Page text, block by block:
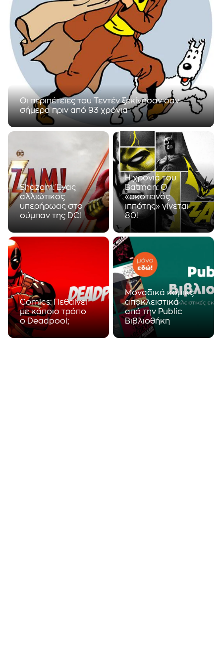
Οι περιπέτειες του Τεντέν ξεκίνησαν σαν
σήμερα πριν από 93 χρόνια
Το 1929 ξεκίνησε τη δράση του ο δημοσιογράφος
Τεντέν, μέσα από τα κόμικς του Βέλγου
σκιτσογράφου Georges Remi, ή Hergé όπως είναι
Shazam: Ένας
αλλιώτικος
υπερήρωας στο
σύμπαν της DC!
Μετά την τεράστια
εμπορική πορεία
Comics φαίνεται
πως έχει βάλει
στόχο να...
Η χρονιά του
Batman: Ο
«σκοτεινός
ιππότης» γίνεται
80!
Πάμε πίσω στο 1938,
όταν ο Vincent
Sullivan, τότε
διευθυντής της
Detective Comics,
Inc., ζητούσε...
Comics: Πεθαίνει
με κάποιο τρόπο
ο Deadpool;
Με αφορμή την
κυκλοφορία της
Μοναδικά κόμικς
αποκλειστικά
από την Public
Βιβλιοθήκη
Τα κόμικς ζουν τα
τελευταία χρόνια